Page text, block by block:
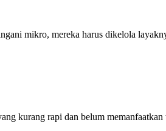
mikro, mereka harus dikelola
kurang rapi dan belum